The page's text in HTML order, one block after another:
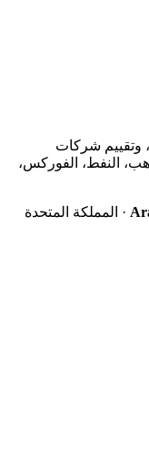
وتقييم شركات
النفط، الفوركس،
· المملكة المتحدة